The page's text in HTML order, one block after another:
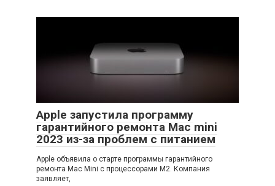
Apple запустила программу
гарантийного ремонта Mac mini
2023 из-за проблем с питанием
Apple объявила о старте программы гарантийного
ремонта Mac Mini с процессорами M2. Компания
заявляет,